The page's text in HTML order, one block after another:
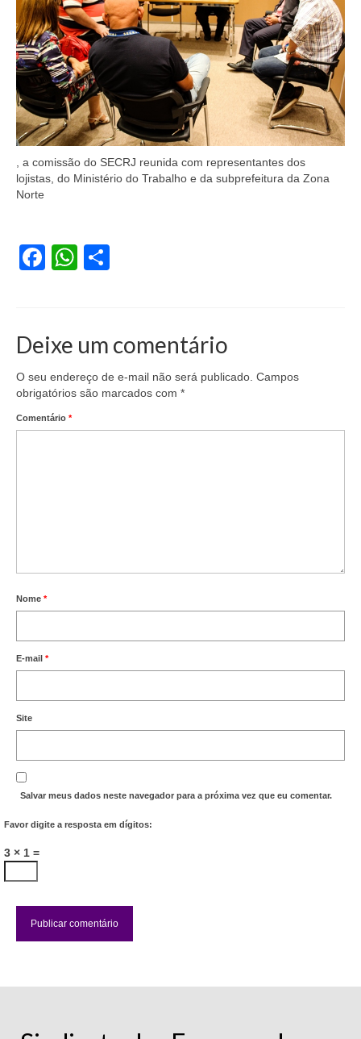
Dependentes
Benefício Social Familiar
FIQUE POR DENTRO
Notícias
Vídeos
Links Úteis
Seja um conveniado
COMUNICAÇÃO
, a comissão do SECRJ reunida com representantes dos
lojistas, do Ministério do Trabalho e da subprefeitura da Zona
Norte
Facebook
WhatsApp
Deixe um comentário
O seu endereço de e-mail não será publicado. Campos
obrigatórios são marcados com *
Comentário *
Nome *
E-mail *
Site
Salvar meus dados neste navegador para a próxima vez que eu comentar.
Favor digite a resposta em dígitos:
3 × 1 =